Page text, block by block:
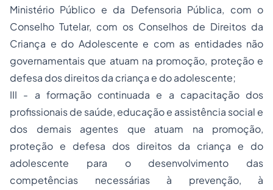
Ministério Público e da Defensoria Pública, com o
Conselho Tutelar, com os Conselhos de Direitos da
Criança e do Adolescente e com as entidades não
governamentais que atuam na promoção, proteção e
defesa dos direitos da criança e do adolescente;
III - a formação continuada e a capacitação dos
profissionais de saúde, educação e assistência social e
dos demais agentes que atuam na promoção,
proteção e defesa dos direitos da criança e do
adolescente para o desenvolvimento das
competências necessárias à prevenção, à